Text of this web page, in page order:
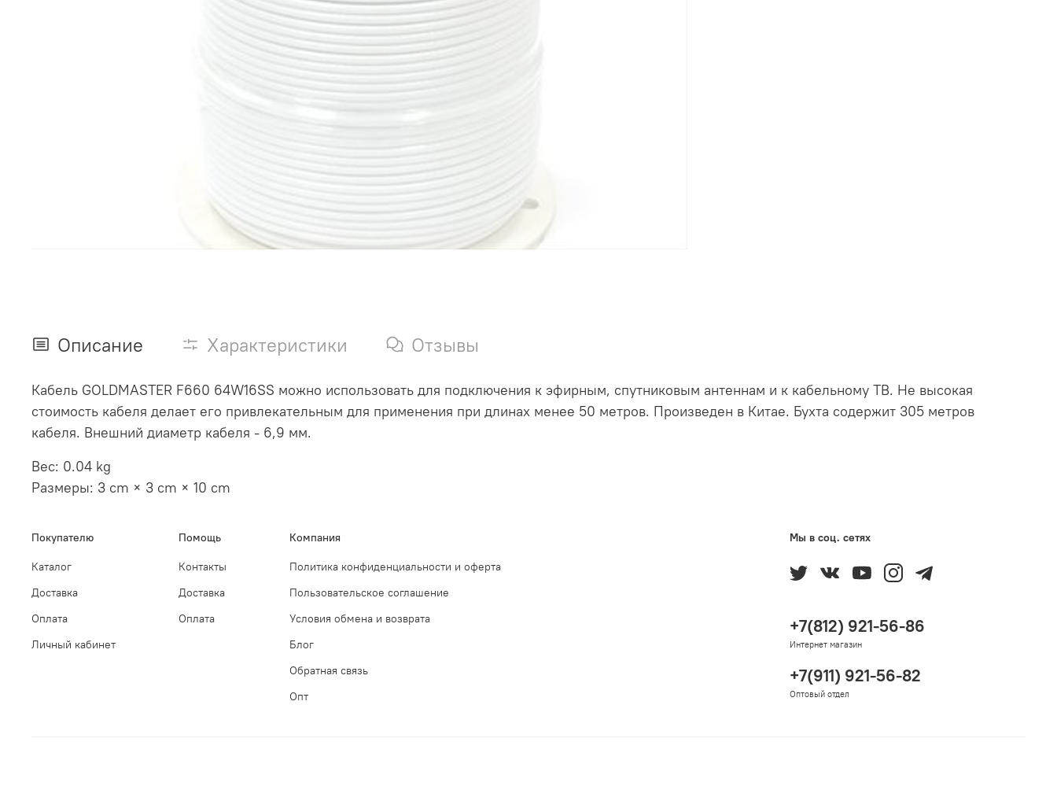
Описание Характеристики Отзывы
Кабель GOLDMASTER F660 64W16SS можно использовать для подключения к эфирным, спутниковым антеннам и к кабельному ТВ. Не высокая
стоимость кабеля делает его привлекательным для применения при длинах менее 50 метров. Произведен в Китае. Бухта содержит 305 метров
кабеля. Внешний диаметр кабеля - 6,9 мм.
Вес: 0.04 kg
Размеры: 3 cm × 3 cm × 10 cm
Покупателю
Каталог
Доставка
Оплата
Личный кабинет
Помощь
Контакты
Доставка
Оплата
Компания
Политика конфиденциальности и оферта
Пользовательское соглашение
Условия обмена и возврата
Блог
Обратная связь
Опт
Мы в соц. сетях
+7(812) 921-56-86
Интернет магазин
+7(911) 921-56-82
Оптовый отдел